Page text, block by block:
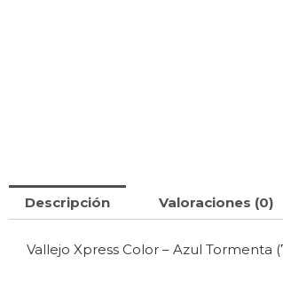
Descripción Valoraciones (0)
Vallejo Xpress Color – Azul Tormenta